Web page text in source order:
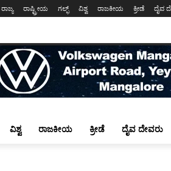
ರಾಜ್ಯ ರಾಷ್ಟ್ರೀಯ ಗಲ್ಫ್ ವಿಶ್ವ ರಾಜಕೀಯ ಕ್ರೀಡೆ ದೈವ
ವಿಶ್ವ ರಾಜಕೀಯ ಕ್ರೀಡೆ ದೈವ ದೇವರು